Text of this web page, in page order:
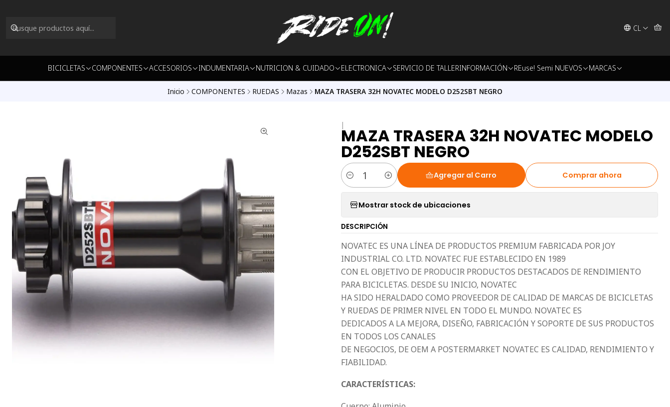
CL
BICICLETAS COMPONENTES ACCESORIOS INDUMENTARIA NUTRICION & CUIDADO ELECTRONICA SERVICIO DE TALLERINFORMACIÓN REuse! Semi NUEVOS MARCAS
Inicio COMPONENTES RUEDAS Mazas MAZA TRASERA 32H NOVATEC MODELO D252SBT NEGRO
|MAZA TRASERA 32H NOVATEC MODELO
D252SBT NEGRO
Cantidad
Agregar al Carro Comprar ahora
Mostrar stock de ubicaciones
DESCRIPCIÓN
NOVATEC ES UNA LÍNEA DE PRODUCTOS PREMIUM FABRICADA POR JOY
INDUSTRIAL CO. LTD. NOVATEC FUE ESTABLECIDO EN 1989
CON EL OBJETIVO DE PRODUCIR PRODUCTOS DESTACADOS DE RENDIMIENTO
PARA BICICLETAS. DESDE SU INICIO, NOVATEC
HA SIDO HERALDADO COMO PROVEEDOR DE CALIDAD DE MARCAS DE BICICLETAS
Y RUEDAS DE PRIMER NIVEL EN TODO EL MUNDO. NOVATEC ES
DEDICADOS A LA MEJORA, DISEÑO, FABRICACIÓN Y SOPORTE DE SUS PRODUCTOS
EN TODOS LOS CANALES
DE NEGOCIOS, DE OEM A POSTERMARKET NOVATEC ES CALIDAD, RENDIMIENTO Y
FIABILIDAD.
CARACTERÍSTICAS: